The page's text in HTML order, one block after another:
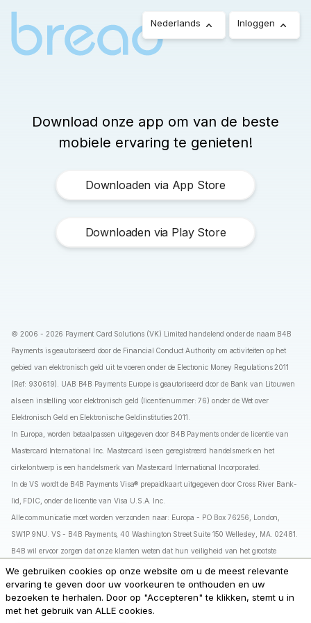
Nederlands Inloggen
Download onze app om van de beste
mobiele ervaring te genieten!
Downloaden via App Store
Downloaden via Play Store
© 2006 - 2026 Payment Card Solutions (VK) Limited handelend onder de naam B4B
Payments is geautoriseerd door de Financial Conduct Authority om activiteiten op het
gebied van elektronisch geld uit te voeren onder de Electronic Money Regulations 2011
(Ref: 930619). UAB B4B Payments Europe is geautoriseerd door de Bank van Litouwen
als een instelling voor elektronisch geld (licentienummer: 76) onder de Wet over
Elektronisch Geld en Elektronische Geldinstituties 2011.
In Europa, worden betaalpassen uitgegeven door B4B Payments onder de licentie van
Mastercard International Inc. Mastercard is een geregistreerd handelsmerk en het
cirkelontwerp is een handelsmerk van Mastercard International Incorporated.
In de VS wordt de B4B Payments Visa® prepaidkaart uitgegeven door Cross River Bank-
lid, FDIC, onder de licentie van Visa U.S.A. Inc.
Alle communicatie moet worden verzonden naar: Europa - PO Box 76256, London,
SW1P 9NU. VS - B4B Payments, 40 Washington Street Suite 150 Wellesley, MA. 02481.
B4B wil ervoor zorgen dat onze klanten weten dat hun veiligheid van het grootste
belang is. Daarom zullen we u nooit vragen om ons uw wachtwoorden, pincodes of
eenmalige toegangscodes (OTP's) door te geven.
Bij B4B Payments hebben we alle nodige stappen ondernomen om klantgegevens te
beveiligen en hun privacy te beschermen. Onze systemen zijn ontworpen met talloze
We gebruiken cookies op onze website om u de meest relevante
ervaring te geven door uw voorkeuren te onthouden en uw
bezoeken te herhalen. Door op "Accepteren" te klikken, stemt u in
met het gebruik van ALLE cookies.